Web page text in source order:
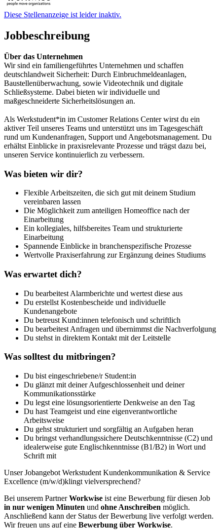
Diese Stellenanzeige ist leider inaktiv.
Jobbeschreibung
Über das Unternehmen
Wir sind ein familiengeführtes Unternehmen und schaffen
deutschlandweit Sicherheit: Durch Einbruchmeldeanlagen,
Baustellenüberwachung, sowie Videotechnik und digitale
Schließsysteme. Dabei bieten wir individuelle und
maßgeschneiderte Sicherheitslösungen an.
Als Werkstudent*in im Customer Relations Center wirst du ein
aktiver Teil unseres Teams und unterstützt uns im Tagesgeschäft
rund um Kundenanfragen, Support und Angebotsmanagement. Du
erhältst Einblicke in praxisrelevante Prozesse und trägst dazu bei,
unseren Service kontinuierlich zu verbessern.
Was bieten wir dir?
Flexible Arbeitszeiten, die sich gut mit deinem Studium
vereinbaren lassen
Die Möglichkeit zum anteiligen Homeoffice nach der
Einarbeitung
Ein kollegiales, hilfsbereites Team und strukturierte
Einarbeitung
Spannende Einblicke in branchenspezifische Prozesse
Wertvolle Praxiserfahrung zur Ergänzung deines Studiums
Was erwartet dich?
Du bearbeitest Alarmberichte und wertest diese aus
Du erstellst Kostenbescheide und individuelle
Kundenangebote
Du betreust Kund:innen telefonisch und schriftlich
Du bearbeitest Anfragen und übernimmst die Nachverfolgung
Du stehst in direktem Kontakt mit der Leitstelle
Was solltest du mitbringen?
Du bist eingeschriebene/r Student:in
Du glänzt mit deiner Aufgeschlossenheit und deiner
Kommunikationsstärke
Du legst eine lösungsorientierte Denkweise an den Tag
Du hast Teamgeist und eine eigenverantwortliche
Arbeitsweise
Du gehst strukturiert und sorgfältig an Aufgaben heran
Du bringst verhandlungssichere Deutschkenntnisse (C2) und
idealerweise gute Englischkenntnisse (B1/B2) in Wort und
Schrift mit
Unser Jobangebot Werkstudent Kundenkommunikation & Service
Excellence (m/w/d)klingt vielversprechend?
Bei unserem PartnerWorkwise ist eine Bewerbung für diesen Job
in nur wenigen Minuten und ohne Anschreiben möglich.
Anschließend kann der Status der Bewerbung live verfolgt werden.
Wir freuen uns auf eine Bewerbung über Workwise.